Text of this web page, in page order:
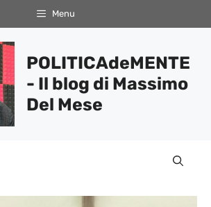
Menu
POLITICAdeMENTE
- Il blog di Massimo
Del Mese